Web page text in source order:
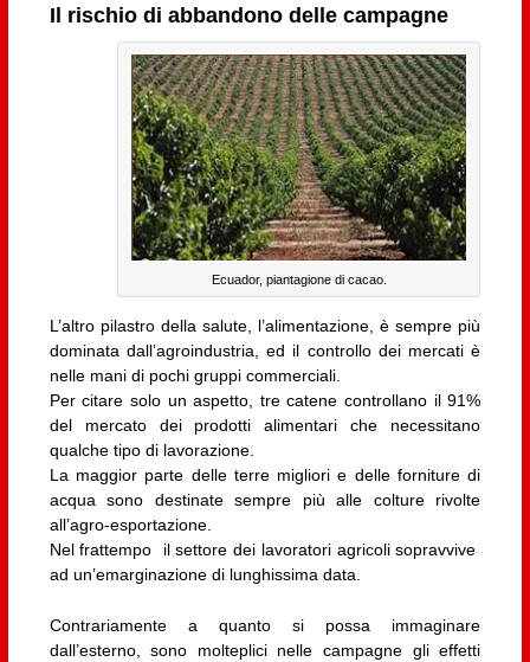
Il rischio di abbandono delle campagne
Ecuador, piantagione di cacao.
L’altro pilastro della salute, l’alimentazione, è sempre più
dominata dall’agroindustria, ed il controllo dei mercati è
nelle mani di pochi gruppi commerciali.
Per citare solo un aspetto, tre catene controllano il 91%
del mercato dei prodotti alimentari che necessitano
qualche tipo di lavorazione.
La maggior parte delle terre migliori e delle forniture di
acqua sono destinate sempre più alle colture rivolte
all’agro-esportazione.
Nel frattempo il settore dei lavoratori agricoli sopravvive
ad un’emarginazione di lunghissima data.
Contrariamente a quanto si possa immaginare
dall’esterno, sono molteplici nelle campagne gli effetti